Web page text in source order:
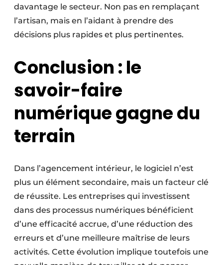
davantage le secteur. Non pas en remplaçant
l’artisan, mais en l’aidant à prendre des
décisions plus rapides et plus pertinentes.
Conclusion : le
savoir-faire
numérique gagne du
terrain
Dans l’agencement intérieur, le logiciel n’est
plus un élément secondaire, mais un facteur clé
de réussite. Les entreprises qui investissent
dans des processus numériques bénéficient
d’une efficacité accrue, d’une réduction des
erreurs et d’une meilleure maîtrise de leurs
activités. Cette évolution implique toutefois une